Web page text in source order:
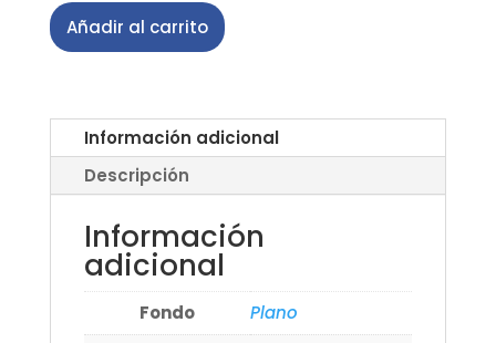
Añadir al carrito
Información adicional
Descripción
Información
adicional
Fondo Plano